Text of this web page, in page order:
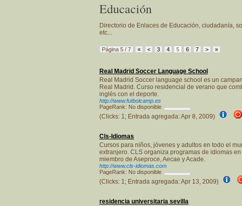
Educación
Directorio de Enlaces de Educación, ciudadanía,
etc...
Página 5 / 7 « < 3 4 5 6 7 > »
Real Madrid Soccer Language School
Real Madrid Soccer language school es un
Real Madrid. Curso residencial de verano que
inglés con el deporte.
http://www.futbolcamp.es
PageRank: No disponible
(Clicks: 1; Entrada agregada: Apr 8, 2009)
Cls-Idiomas
Cursos para niños, jóvenes y adultos en todo el
extranjero. CLS organiza programas de idiomas
miembro de Aseproce, Aecae y Acade.
http://www.cls-idiomas.com
PageRank: No disponible
(Clicks: 1; Entrada agregada: Apr 13, 2009)
residencia universitaria sevilla